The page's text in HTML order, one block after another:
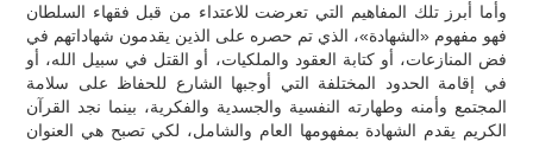
وأما أبرز تلك المفاهيم التي تعرضت للاعتداء من قبل فقهاء السلطان
فهو مفهوم «الشهادة»، الذي تم حصره على الذين يقدمون شهاداتهم في
فض المنازعات، أو كتابة العقود والملكيات، أو القتل في سبيل الله، أو
في إقامة الحدود المختلفة التي أوجبها الشارع للحفاظ على سلامة
المجتمع وأمنه وطهارته النفسية والجسدية والفكرية، بينما نجد القرآن
الكريم يقدم الشهادة بمفهومها العام والشامل، لكي تصبح هي العنوان